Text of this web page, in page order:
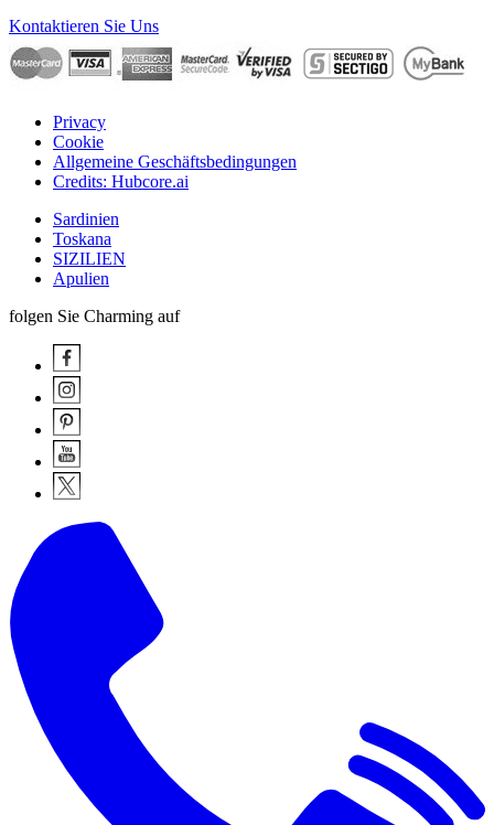
Kontaktieren Sie Uns
Privacy
Cookie
Allgemeine Geschäftsbedingungen
Credits: Hubcore.ai
Sardinien
Toskana
SIZILIEN
Apulien
folgen Sie Charming auf